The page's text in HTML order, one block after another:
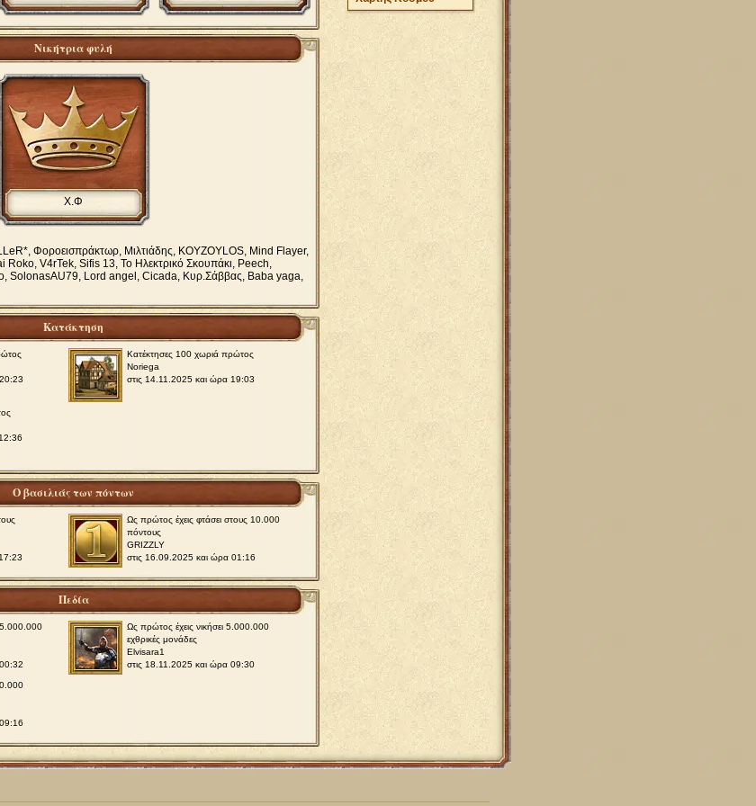
Νικήτρια φυλή
Χ.Φ
Φοροεισπράκτωρ, Μιλτιάδης, KOYZOYLOS, Mind Flayer,
V4rTek, Sifis 13, Το Ηλεκτρικό Σκουπάκι, Peech,
SolonasAU79, Lord angel, Cicada, Κυρ.Σάββας, Baba yaga,
Κατάκτηση
Κατέκτησες 100 χωριά πρώτος
Νoriega
στις 14.11.2025 και ώρα 19:03
Ο βασιλιάς των πόντων
Ως πρώτος έχεις φτάσει στους 10.000
πόντους
GRIZZLY
στις 16.09.2025 και ώρα 01:16
Πεδία
Ως πρώτος έχεις νικήσει 5.000.000
εχθρικές μονάδες
Elvisara1
στις 18.11.2025 και ώρα 09:30